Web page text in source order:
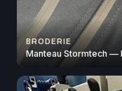
BRODERIE
Manteau Stormtech —